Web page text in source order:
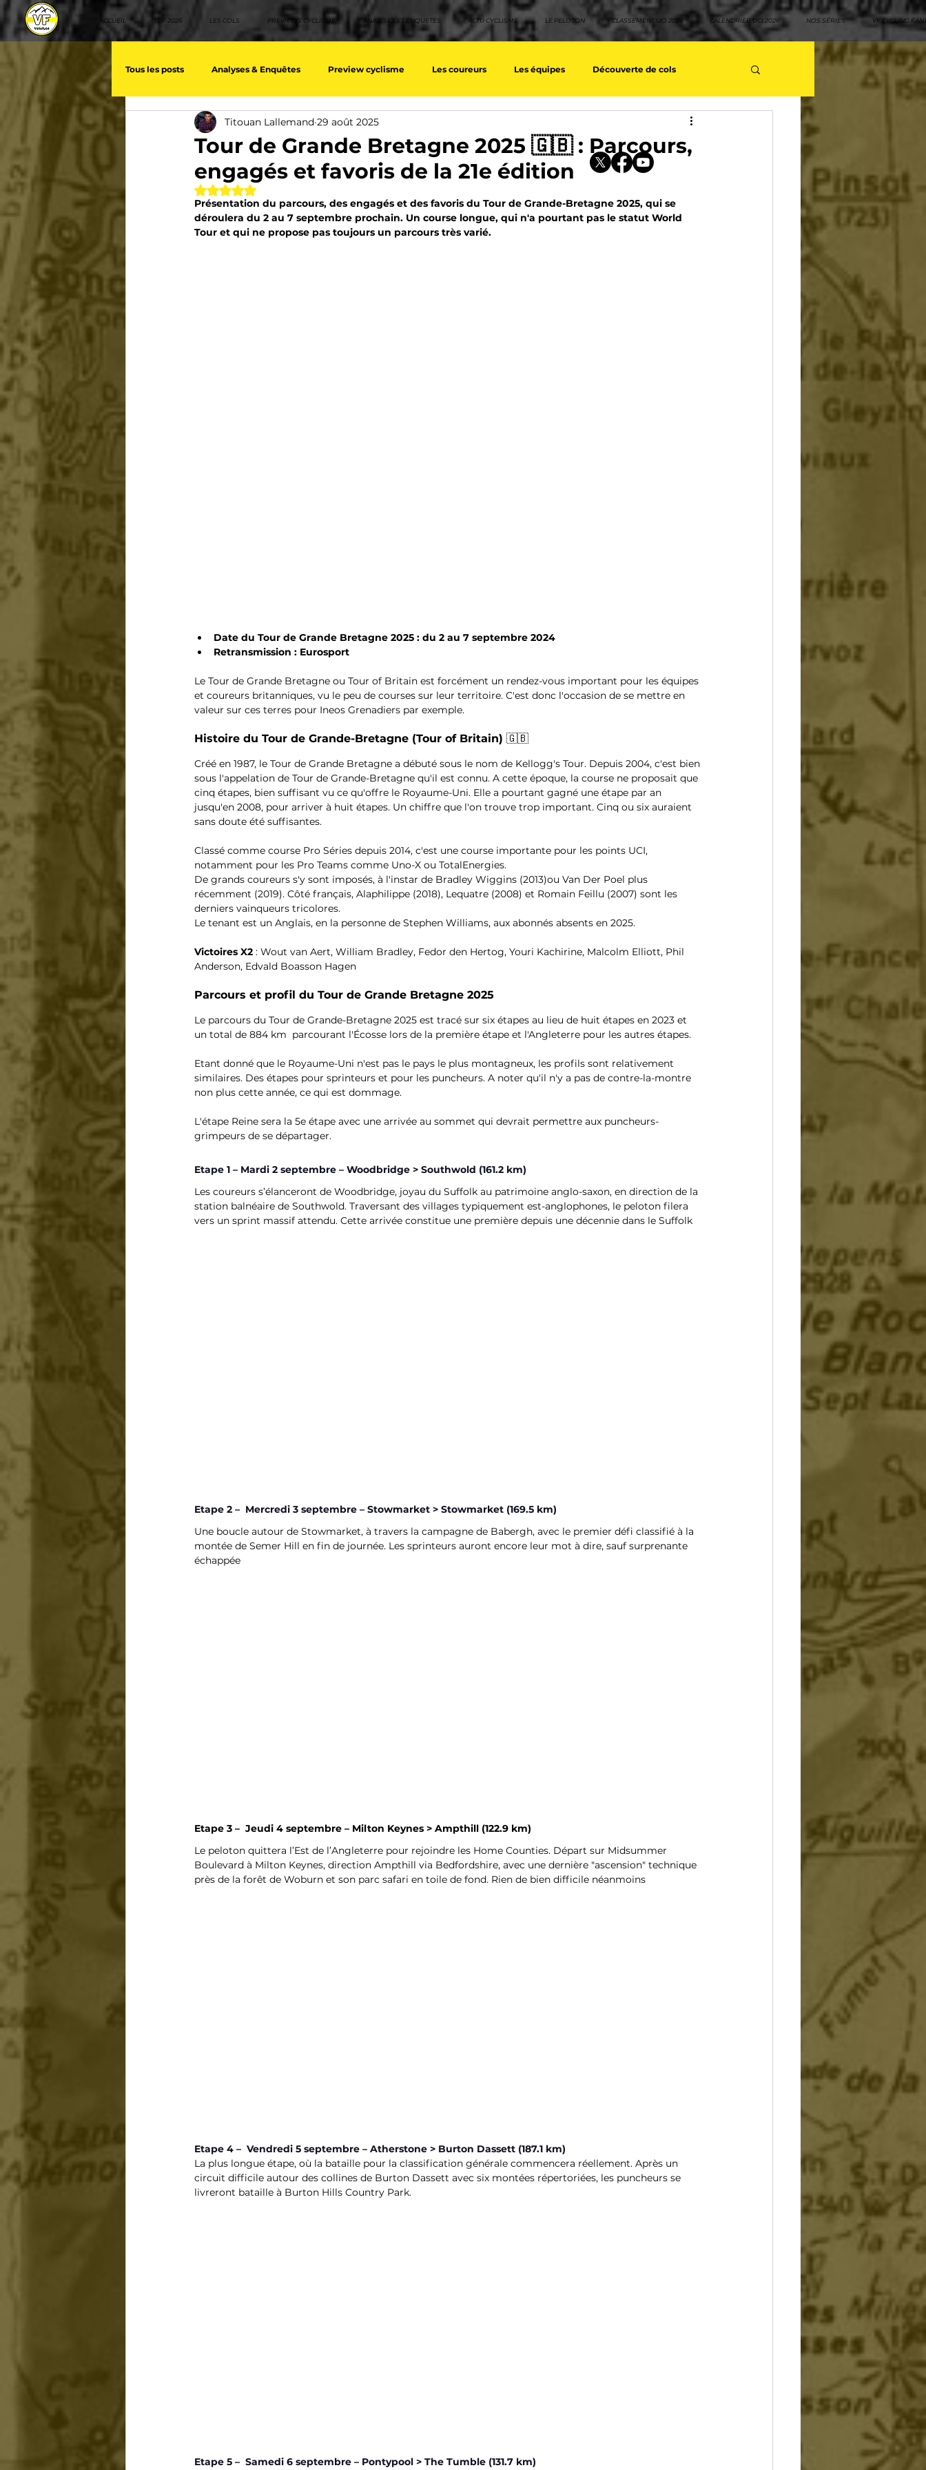
ACCUEIL TDF 2026 LES COLS PREVIEWS CYCLISME ANALYSES ET ENQUETES ACTU CYCLISME LE PELOTON CLASSEMENT UCI 2026 CALENDRIER UCI 2026 NOS SÉRIES VF CYCLING
Tous les posts Analyses & Enquêtes Preview cyclisme Les coureurs Les équipes Découverte de cols
Les voix du cyclisme Géopolitique Les Tuto cyclisme Nos séries - Coureurs sans GT
Nos séries - Baroudeurs Meilleurs équipes Top 10 grimpeurs Top 10 pavé Top 10 sprinteurs
Giro d'Italia TDF La vuelta / Tour d'Espagne Rétro Quizz
Tour de Grande Bretagne 2025 🇬🇧 : Parcours,
engagés et favoris de la 21e édition
Titouan Lallemand 29 août 2025
Noté NaN étoiles sur 5.
Présentation du parcours, des engagés et des favoris du Tour de Grande-Bretagne 2025, qui se
déroulera du 2 au 7 septembre prochain. Un course longue, qui n'a pourtant pas le statut World
Tour et qui ne propose pas toujours un parcours très varié.
Date du Tour de Grande Bretagne 2025 : du 2 au 7 septembre 2024
Retransmission : Eurosport
Le Tour de Grande Bretagne ou Tour of Britain est forcément un rendez-vous important pour les équipes
et coureurs britanniques, vu le peu de courses sur leur territoire. C'est donc l'occasion de se mettre en
valeur sur ces terres pour Ineos Grenadiers par exemple.
Histoire du Tour de Grande-Bretagne (Tour of Britain) 🇬🇧
Créé en 1987, le Tour de Grande Bretagne a débuté sous le nom de Kellogg's Tour. Depuis 2004, c'est bien
sous l'appelation de Tour de Grande-Bretagne qu'il est connu. A cette époque, la course ne proposait que
cinq étapes, bien suffisant vu ce qu'offre le Royaume-Uni. Elle a pourtant gagné une étape par an
jusqu'en 2008, pour arriver à huit étapes. Un chiffre que l'on trouve trop important. Cinq ou six auraient
sans doute été suffisantes.
Classé comme course Pro Séries depuis 2014, c'est une course importante pour les points UCI,
notamment pour les Pro Teams comme Uno-X ou TotalEnergies.
De grands coureurs s'y sont imposés, à l'instar de Bradley Wiggins (2013)ou Van Der Poel plus
récemment (2019). Côté français, Alaphilippe (2018), Lequatre (2008) et Romain Feillu (2007) sont les
derniers vainqueurs tricolores.
Le tenant est un Anglais, en la personne de Stephen Williams, aux abonnés absents en 2025.
Victoires X2 : Wout van Aert, William Bradley, Fedor den Hertog, Youri Kachirine, Malcolm Elliott, Phil
Anderson, Edvald Boasson Hagen
Parcours et profil du Tour de Grande Bretagne 2025
Le parcours du Tour de Grande-Bretagne 2025 est tracé sur six étapes au lieu de huit étapes en 2023 et
un total de 884 km  parcourant l'Écosse lors de la première étape et l'Angleterre pour les autres étapes.
Etant donné que le Royaume-Uni n'est pas le pays le plus montagneux, les profils sont relativement
similaires. Des étapes pour sprinteurs et pour les puncheurs. A noter qu'il n'y a pas de contre-la-montre
non plus cette année, ce qui est dommage.
L'étape Reine sera la 5e étape avec une arrivée au sommet qui devrait permettre aux puncheurs-
grimpeurs de se départager.
Etape 1 – Mardi 2 septembre – Woodbridge > Southwold (161.2 km)
Les coureurs s’élanceront de Woodbridge, joyau du Suffolk au patrimoine anglo-saxon, en direction de la
station balnéaire de Southwold. Traversant des villages typiquement est-anglophones, le peloton filera
vers un sprint massif attendu. Cette arrivée constitue une première depuis une décennie dans le Suffolk
Etape 2 –  Mercredi 3 septembre – Stowmarket > Stowmarket (169.5 km)
Une boucle autour de Stowmarket, à travers la campagne de Babergh, avec le premier défi classifié à la
montée de Semer Hill en fin de journée. Les sprinteurs auront encore leur mot à dire, sauf surprenante
échappée
Etape 3 –  Jeudi 4 septembre – Milton Keynes > Ampthill (122.9 km)
Le peloton quittera l’Est de l’Angleterre pour rejoindre les Home Counties. Départ sur Midsummer
Boulevard à Milton Keynes, direction Ampthill via Bedfordshire, avec une dernière "ascension" technique
près de la forêt de Woburn et son parc safari en toile de fond. Rien de bien difficile néanmoins
Etape 4 –  Vendredi 5 septembre – Atherstone > Burton Dassett (187.1 km)
La plus longue étape, où la bataille pour la classification générale commencera réellement. Après un
circuit difficile autour des collines de Burton Dassett avec six montées répertoriées, les puncheurs se
livreront bataille à Burton Hills Country Park.
Etape 5 –  Samedi 6 septembre – Pontypool > The Tumble (131.7 km)